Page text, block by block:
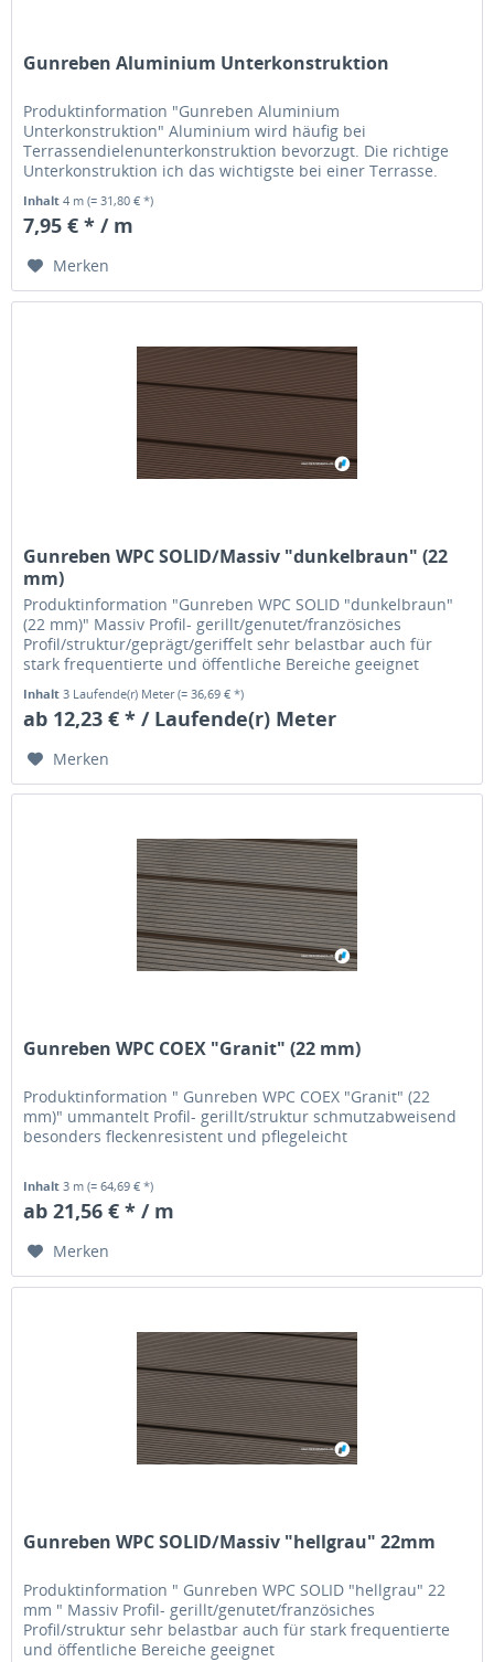
Gunreben Aluminium Unterkonstruktion
Produktinformation "Gunreben Aluminium
Unterkonstruktion" Aluminium wird häufig bei
Terrassendielenunterkonstruktion bevorzugt. Die richtige
Unterkonstruktion ich das wichtigste bei einer Terrasse.
Inhalt4 m(= 31,80 € *)
7,95 € * / m
Merken
Gunreben WPC SOLID/Massiv "dunkelbraun" (22
mm)
Produktinformation "Gunreben WPC SOLID "dunkelbraun"
(22 mm)" Massiv Profil- gerillt/genutet/französiches
Profil/struktur/geprägt/geriffelt sehr belastbar auch für
stark frequentierte und öffentliche Bereiche geeignet
Inhalt3 Laufende(r) Meter(= 36,69 € *)
ab 12,23 € * / Laufende(r) Meter
Merken
Gunreben WPC COEX "Granit" (22 mm)
Produktinformation " Gunreben WPC COEX "Granit" (22
mm)" ummantelt Profil- gerillt/struktur schmutzabweisend
besonders fleckenresistent und pflegeleicht
Inhalt3 m(= 64,69 € *)
ab 21,56 € * / m
Merken
Gunreben WPC SOLID/Massiv "hellgrau" 22mm
Produktinformation " Gunreben WPC SOLID "hellgrau" 22
mm " Massiv Profil- gerillt/genutet/französiches
Profil/struktur sehr belastbar auch für stark frequentierte
und öffentliche Bereiche geeignet